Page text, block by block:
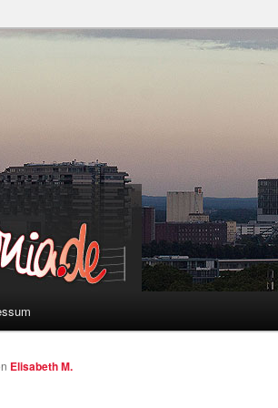
Elisabeth M.